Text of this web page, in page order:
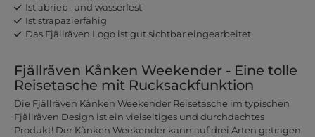
Ist abrieb- und wasserfest
Ist strapazierfähig
Das Fjällräven Logo ist gut sichtbar eingearbeitet
Fjällräven Kånken Weekender - Eine tolle
Reisetasche mit Rucksackfunktion
Die Fjällräven Kånken Weekender Reisetasche im typischen
Fjällräven Design ist ein vielseitiges und durchdachtes
Produkt! Der Kånken Weekender kann auf drei Arten getragen